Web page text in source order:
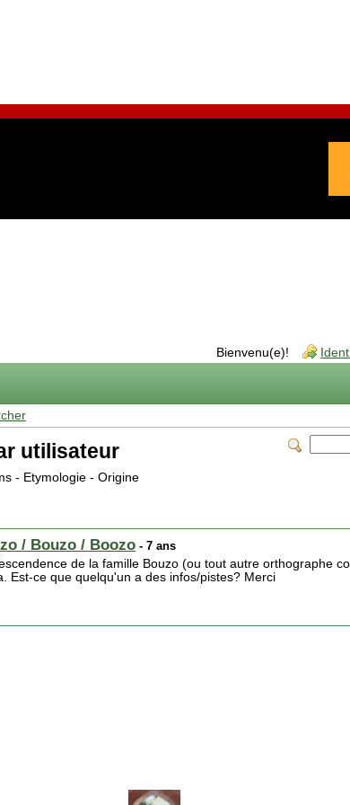
Bienvenu(e)!
utilisateur
- Etymologie - Origine
/ Bouzo / Boozo - 7 ans
de la famille Bouzo (ou tout autre orthographe
Est-ce que quelqu'un a des infos/pistes? Merci